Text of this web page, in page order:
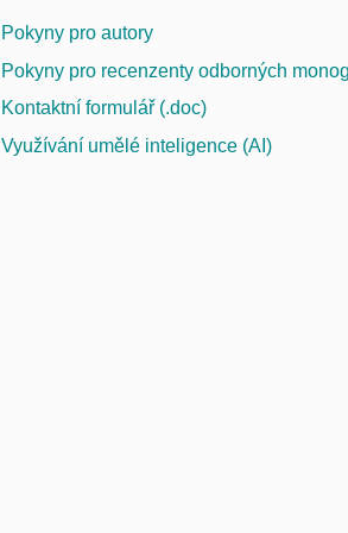
Pokyny pro autory
Pokyny pro recenzenty odborných
Kontaktní formulář (.doc)
Využívání umělé inteligence (AI)